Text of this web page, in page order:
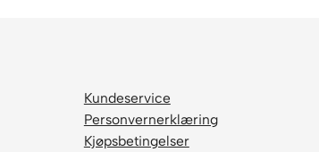
Kundeservice
Personvernerklæring
Kjøpsbetingelser